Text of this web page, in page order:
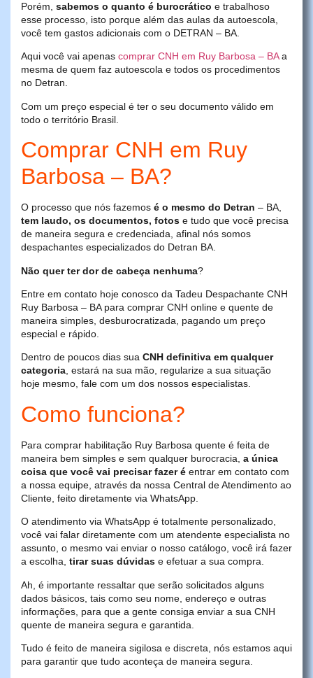
Porém, sabemos o quanto é burocrático e trabalhoso
esse processo, isto porque além das aulas da autoescola,
você tem gastos adicionais com o DETRAN – BA.
Aqui você vai apenas comprar CNH em Ruy Barbosa – BAa
mesma de quem faz autoescola e todos os procedimentos
no Detran.
Com um preço especial é ter o seu documento válido em
todo o território Brasil.
Comprar CNH em Ruy
Barbosa – BA?
O processo que nós fazemos é o mesmo do Detran – BA,
tem laudo, os documentos, fotos e tudo que você precisa
de maneira segura e credenciada, afinal nós somos
despachantes especializados do Detran BA.
Não quer ter dor de cabeça nenhuma?
Entre em contato hoje conosco da Tadeu Despachante CNH
Ruy Barbosa – BA para comprar CNH online e quente de
maneira simples, desburocratizada, pagando um preço
especial e rápido.
Dentro de poucos dias sua CNH definitiva em qualquer
categoria, estará na sua mão, regularize a sua situação
hoje mesmo, fale com um dos nossos especialistas.
Como funciona?
Para comprar habilitação Ruy Barbosa quente é feita de
maneira bem simples e sem qualquer burocracia, a única
coisa que você vai precisar fazer é entrar em contato com
a nossa equipe, através da nossa Central de Atendimento ao
Cliente, feito diretamente via WhatsApp.
O atendimento via WhatsApp é totalmente personalizado,
você vai falar diretamente com um atendente especialista no
assunto, o mesmo vai enviar o nosso catálogo, você irá fazer
a escolha, tirar suas dúvidas e efetuar a sua compra.
Ah, é importante ressaltar que serão solicitados alguns
dados básicos, tais como seu nome, endereço e outras
informações, para que a gente consiga enviar a sua CNH
quente de maneira segura e garantida.
Tudo é feito de maneira sigilosa e discreta, nós estamos aqui
para garantir que tudo aconteça de maneira segura.